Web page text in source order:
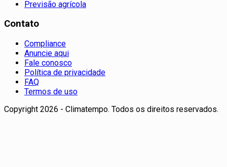
Previsão agrícola
Contato
Compliance
Anuncie aqui
Fale conosco
Política de privacidade
FAQ
Termos de uso
Copyright 2026 - Climatempo. Todos os direitos reservados.